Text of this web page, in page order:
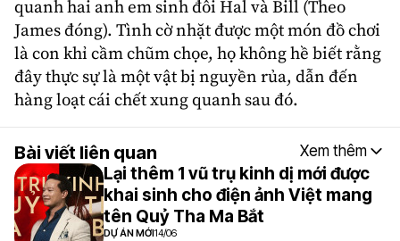
quanh hai anh em sinh đôi Hal và Bill (Theo
Jamesđóng). Tình cờ nhặt được một món đồ chơi
là con khỉ cầm chũm chọe, họ không hề biết rằng
đây thực sự là một vật bị nguyền rủa, dẫn đến
hàng loạt cái chết xung quanh sau đó.
Bài viết liên quan Xem thêm
Lại thêm 1 vũ trụ kinh dị mới được
khai sinh cho điện ảnh Việt mang
tên Quỷ Tha Ma Bắt
DỰ ÁN MỚI14/06